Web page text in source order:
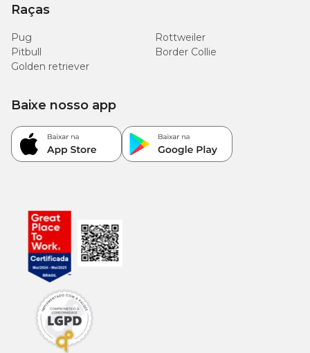
Raças
Pug
Rottweiler
Pitbull
Border Collie
Golden retriever
Baixe nosso app